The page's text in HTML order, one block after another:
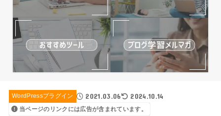
WordPressプラグイン 2021.03.06 2024.10.14
当ページのリンクには広告が含まれています。